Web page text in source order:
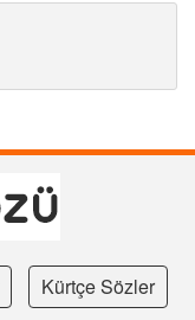
Kürtçe Sözler